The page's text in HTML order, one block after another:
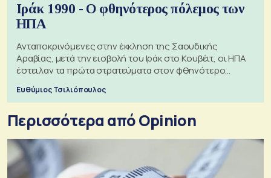
Ιράκ 1990 - Ο φθηνότερος πόλεμος των
ΗΠΑ
Ανταποκρινόμενες στην έκκληση της Σαουδικής
Αραβίας, μετά την εισβολή του Ιράκ στο Κουβέιτ, οι ΗΠΑ
έστειλαν τα πρώτα στρατεύματα στον φθηνότερο
Ευθύμιος Τσιλιόπουλος
Περισσότερα από Opinion